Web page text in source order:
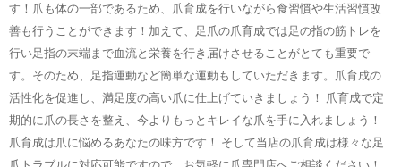
す！爪も体の一部であるため、爪育成を行いながら食習慣や生活習慣改
善も行うことができます！加えて、足爪の爪育成では足の指の筋トレを
行い足指の末端まで血流と栄養を行き届けさせることがとても重要で
す。そのため、足指運動など簡単な運動もしていただきます。爪育成の
活性化を促進し、満足度の高い爪に仕上げていきましょう！ 爪育成で定
期的に爪の長さを整え、今よりもっとキレイな爪を手に入れましょう！
爪育成は爪に悩めるあなたの味方です！ そして当店の爪育成は様々な足